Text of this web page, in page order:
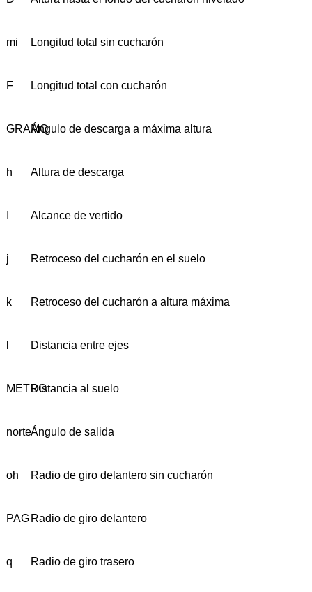
mi Longitud total sin cucharón
F Longitud total con cucharón
GRAMOÁngulo de descarga a máxima altura
h Altura de descarga
Alcance de vertido
j Retroceso del cucharón en el suelo
k Retroceso del cucharón a altura máxima
Distancia entre ejes
METRODistancia al suelo
norteÁngulo de salida
oh Radio de giro delantero sin cucharón
PAG Radio de giro delantero
q Radio de giro trasero